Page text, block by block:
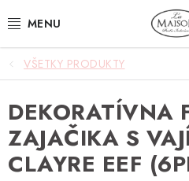
na
NOVINKY
AKCIA
ZÁHRADA
VŠETKY PRODUKTY
DEKORATÍVNA
ZAJAČIKA S
CLAYRE EEF